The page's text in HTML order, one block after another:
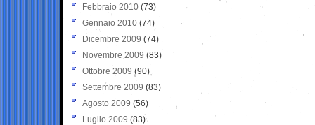
Febbraio 2010 (73)
Gennaio 2010 (74)
Dicembre 2009 (74)
Novembre 2009 (83)
Ottobre 2009 (90)
Settembre 2009 (83)
Agosto 2009 (56)
Luglio 2009 (83)